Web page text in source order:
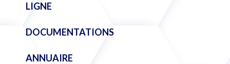
LIGNE
DOCUMENTATIONS
ANNUAIRE